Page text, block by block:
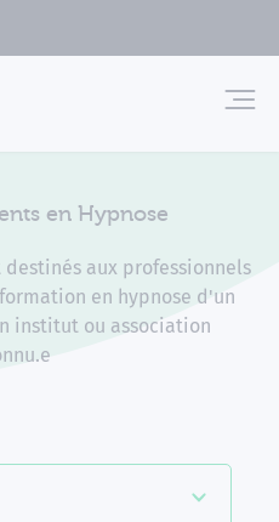
en Hypnose
aux professionnels
en hypnose d'un
institut ou association